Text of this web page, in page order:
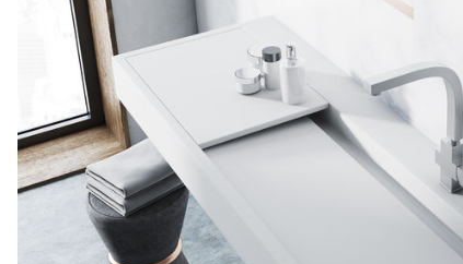
Miscelatore da
Un miscelatore da appoggio in bagno
di resistenza tale, da poter sopportare
oltre all’assiduo e quotidiano